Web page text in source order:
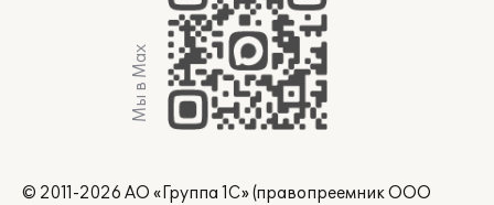
Мы в Max
© 2011-2026 АО «Группа 1С» (правопреемник ООО